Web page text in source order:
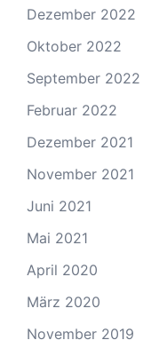
Dezember 2022
Oktober 2022
September 2022
Februar 2022
Dezember 2021
November 2021
Juni 2021
Mai 2021
April 2020
März 2020
November 2019